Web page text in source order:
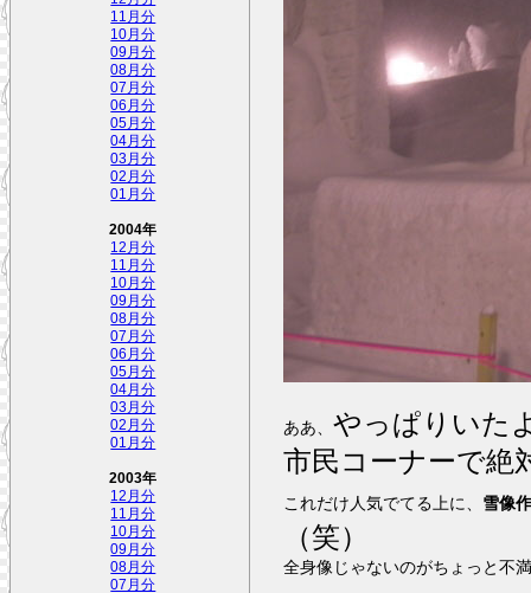
11月分
10月分
09月分
08月分
07月分
06月分
05月分
04月分
03月分
02月分
01月分
2004年
12月分
11月分
10月分
09月分
08月分
07月分
06月分
05月分
04月分
03月分
02月分
01月分
2003年
12月分
11月分
10月分
09月分
08月分
07月分
ああ、やっぱりいた
市民コーナーで絶
これだけ人気でてる上に、 雪像
（笑）
全身像じゃないのがちょっと不